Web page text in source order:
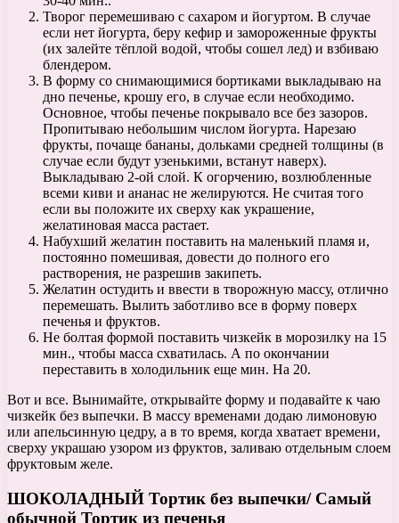
Творог перемешиваю с сахаром и йогуртом. В случае
если нет йогурта, беру кефир и замороженные фрукты
(их залейте тёплой водой, чтобы сошел лед) и взбиваю
блендером.
В форму со снимающимися бортиками выкладываю на
дно печенье, крошу его, в случае если необходимо.
Основное, чтобы печенье покрывало все без зазоров.
Пропитываю небольшим числом йогурта. Нарезаю
фрукты, почаще бананы, дольками средней толщины (в
случае если будут узенькими, встанут наверх).
Выкладываю 2-ой слой. К огорчению, возлюбленные
всеми киви и ананас не желируются. Не считая того
если вы положите их сверху как украшение,
желатиновая масса растает.
Набухший желатин поставить на маленький пламя и,
постоянно помешивая, довести до полного его
растворения, не разрешив закипеть.
Желатин остудить и ввести в творожную массу, отлично
перемешать. Вылить заботливо все в форму поверх
печенья и фруктов.
Не болтая формой поставить чизкейк в морозилку на 15
мин., чтобы масса схватилась. А по окончании
переставить в холодильник еще мин. На 20.
Вот и все. Вынимайте, открывайте форму и подавайте к чаю
чизкейк без выпечки. В массу временами додаю лимоновую
или апельсинную цедру, а в то время, когда хватает времени,
сверху украшаю узором из фруктов, заливаю отдельным слоем
фруктовым желе.
ШОКОЛАДНЫЙ Тортик без выпечки/ Самый
обычной Тортик из печенья